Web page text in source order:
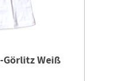
Görlitz Weiß